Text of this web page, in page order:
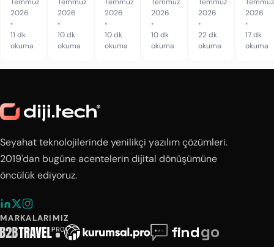
Operasyon
Sistemi
Açtık
Temmuz
2026
•
11 dk
okuma
Sefer
Yönetimini
Devreye
Aldık
Temmuz
2026
•
10 dk
okuma
Kırılımıyla
Devreye
Aldık
Temmuz
2026
•
10 dk
okuma
Çok
Rota,
Bagaj,
Yemek
Temmuz
2026
•
10 dk
okuma
Motoru
Tek
Site
Görüyor
Temmuz
2026
•
22 dk
okuma
ve
Cari
Risk
Temmuz
2026
•
17 dk
okuma
Seyahat teknolojilerinde yenilikçi yazılım çözümleri.
2019'dan bugüne acentelerin dijital dönüşümüne
öncülük ediyoruz.
MARKALARIMIZ